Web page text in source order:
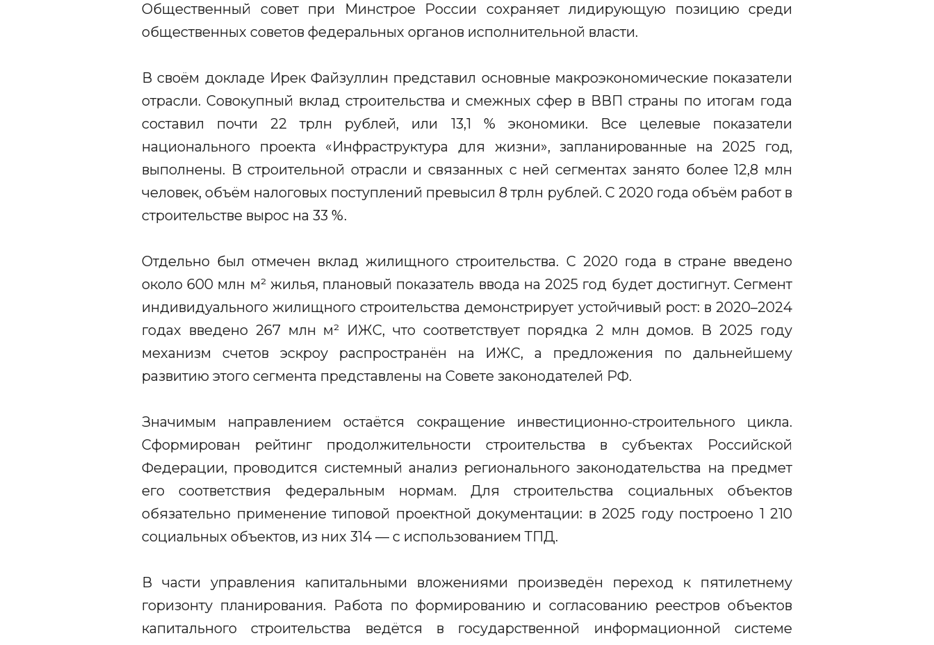
Общественный совет при Минстрое России сохраняет лидирующую позицию среди
общественных советов федеральных органов исполнительной власти.
В своём докладе Ирек Файзуллин представил основные макроэкономические показатели
отрасли. Совокупный вклад строительства и смежных сфер в ВВП страны по итогам года
составил почти 22 трлн рублей, или 13,1 % экономики. Все целевые показатели
национального проекта «Инфраструктура для жизни», запланированные на 2025 год,
выполнены. В строительной отрасли и связанных с ней сегментах занято более 12,8 млн
человек, объём налоговых поступлений превысил 8 трлн рублей. С 2020 года объём работ в
строительстве вырос на 33 %.
Отдельно был отмечен вклад жилищного строительства. С 2020 года в стране введено
около 600 млн м² жилья, плановый показатель ввода на 2025 год будет достигнут. Сегмент
индивидуального жилищного строительства демонстрирует устойчивый рост: в 2020–2024
годах введено 267 млн м² ИЖС, что соответствует порядка 2 млн домов. В 2025 году
механизм счетов эскроу распространён на ИЖС, а предложения по дальнейшему
развитию этого сегмента представлены на Совете законодателей РФ.
Значимым направлением остаётся сокращение инвестиционно-строительного цикла.
Сформирован рейтинг продолжительности строительства в субъектах Российской
Федерации, проводится системный анализ регионального законодательства на предмет
его соответствия федеральным нормам. Для строительства социальных объектов
обязательно применение типовой проектной документации: в 2025 году построено 1 210
социальных объектов, из них 314 — с использованием ТПД.
В части управления капитальными вложениями произведён переход к пятилетнему
горизонту планирования. Работа по формированию и согласованию реестров объектов
капитального строительства ведётся в государственной информационной системе